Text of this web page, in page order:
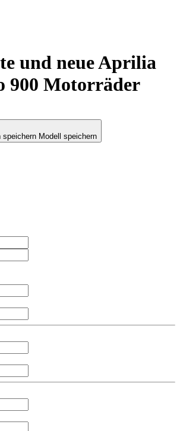
und neue Aprilia
900 Motorräder
speichern Modell speichern